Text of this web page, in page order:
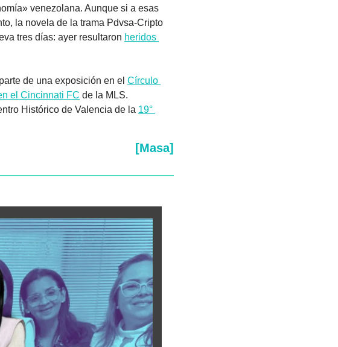
venezolana. Aunque si a esas
la novela de la trama Pdvsa-Cripto
tres días: ayer resultaron heridos
de una exposición en el Círculo
el Cincinnati FC de la MLS.
Histórico de Valencia de la 19°
[Masa]